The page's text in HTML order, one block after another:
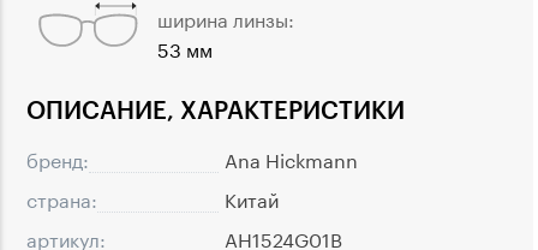
ОПИСАНИЕ, ХАРАКТЕРИСТИКИ
бренд:
Ana Hickmann
страна:
Китай
артикул:
AH1524G01B
ширина линзы:
53 мм